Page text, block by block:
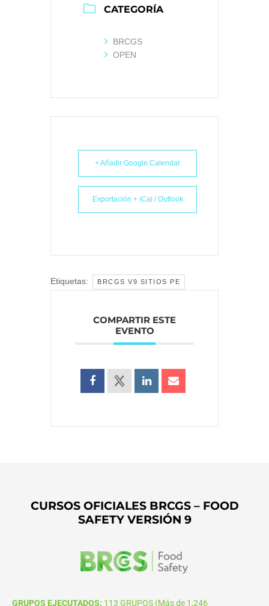
CATEGORÍA
BRCGS
OPEN
+ Añadir Google Calendar
Exportación + iCal / Outlook
Etiquetas: BRCGS V9 SITIOS PE
COMPARTIR ESTE
EVENTO
CURSOS OFICIALES BRCGS – FOOD
SAFETY VERSIÓN 9
GRUPOS EJECUTADOS: 113 GRUPOS (Más de 1,246